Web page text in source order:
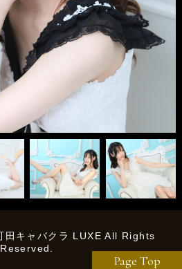
Page Top
キャバクラ LUXE All Rights
Reserved.